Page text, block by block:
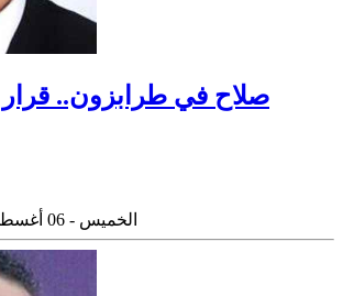
صلاح في طرابزون.. قرار
الخميس - 06 أغسطس 2026 - 09:17 ص